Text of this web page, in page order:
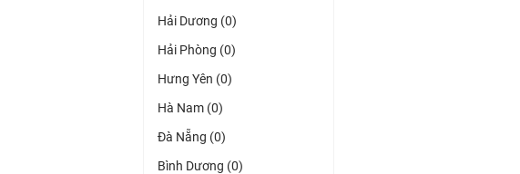
Hải Dương (0)
Hải Phòng (0)
Hưng Yên (0)
Hà Nam (0)
Đà Nẵng (0)
Bình Dương (0)